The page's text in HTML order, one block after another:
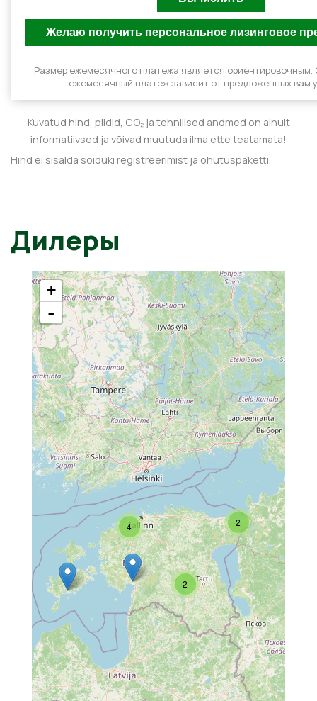
Размер ежемесячного платежа является
ежемесячный платеж зависит от предложенных вам
Kuvatud hind, pildid, CO₂ ja tehnilised andmed on ainult
informatiivsed ja võivad muutuda ilma ette teatamata!
Hind ei sisalda sõiduki registreerimist ja ohutuspaketti.
Дилеры
2
2
4
+
-